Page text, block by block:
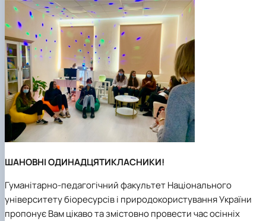
Гурток "Декоративна флористика"
Прес-студія "Ідеал"
Інструментальний ансамбль "Дивосвіт"
Мистецька студія "Вовняні мрії"
Тріо "ТоНіка"
ШАНОВНІ ОДИНАДЦЯТИКЛАСНИКИ!
Гуманітарно-педагогічний факультет Національного
університету біоресурсів і природокористування України
пропонує Вам цікаво та змістовно провести час осінніх